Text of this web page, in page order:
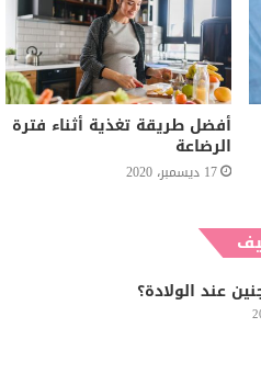
أفضل طريقة تغذية أثناء فترة
الرضاعة
17 ديسمبر، 2020
عند الولادة؟